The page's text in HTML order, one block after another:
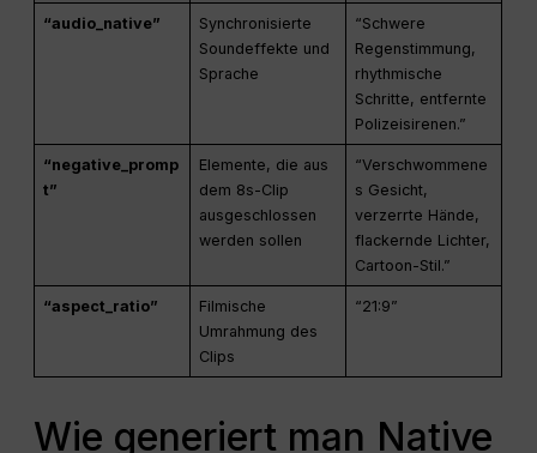
“audio_native”
Synchronisierte
Soundeffekte und
Sprache
“Schwere
Regenstimmung,
rhythmische
Schritte, entfernte
Polizeisirenen.”
“negative_promp
t”
Elemente, die aus
dem 8s-Clip
ausgeschlossen
werden sollen
“Verschwommene
s Gesicht,
verzerrte Hände,
flackernde Lichter,
Cartoon-Stil.”
“aspect_ratio”
Filmische
Umrahmung des
Clips
“21:9”
Wie generiert man Native